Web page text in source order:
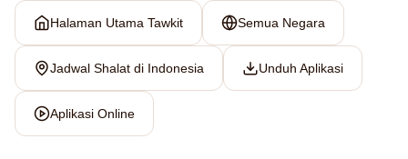
Halaman Utama Tawkit Semua Negara
Jadwal Shalat di Indonesia Unduh Aplikasi
Aplikasi Online